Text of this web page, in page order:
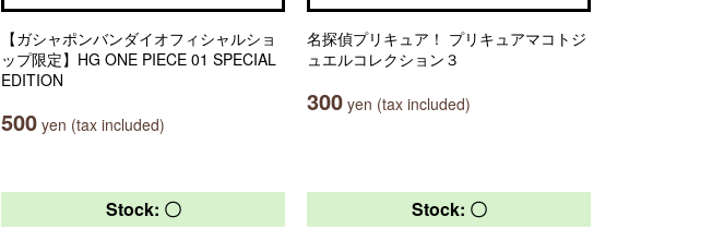
【ガシャポンバンダイオフィシャルショ
ップ限定】HG ONE PIECE 01 SPECIAL
EDITION
500 yen (tax included)
名探偵プリキュア！ プリキュアマコトジ
ュエルコレクション３
300 yen (tax included)
Stock: 〇 Stock: 〇